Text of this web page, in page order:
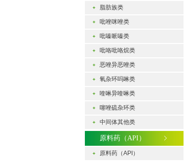
脂肪族类
吡唑咪唑类
吡嗪哌嗪类
吡咯吡咯烷类
恶唑异恶唑类
氧杂环吗啉类
喹啉异喹啉类
噻唑硫杂环类
中间体其他类
原料药（API）
原料药（API）